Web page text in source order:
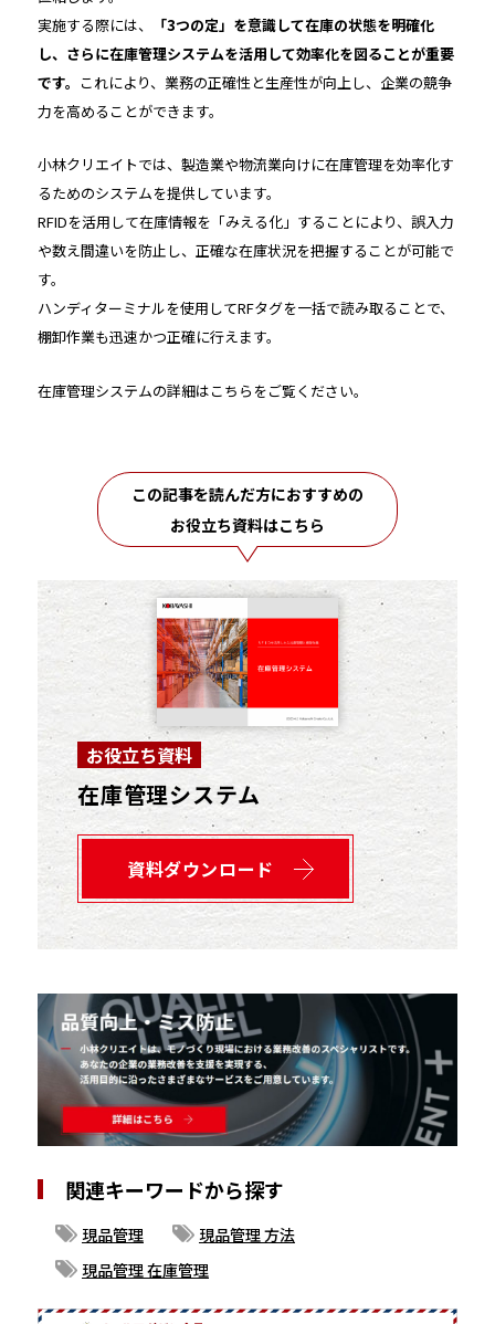
実施する際には、
「3つの定」を意識して在庫の状態を明確化
し、さらに在庫管理システムを活用して効率化を図ることが重要
です。 これにより、業務の正確性と生産性が向上し、企業の競争
力を高めることができます。
小林クリエイトでは、製造業や物流業向けに在庫管理を効率化す
るためのシステムを提供しています。
RFIDを活用して在庫情報を「みえる化」することにより、誤入力
や数え間違いを防止し、正確な在庫状況を把握することが可能で
す。
ハンディターミナルを使用してRFタグを一括で読み取ることで、
棚卸作業も迅速かつ正確に行えます。
在庫管理システムの詳細はこちらをご覧ください。
この記事を読んだ方におすすめの
お役立ち資料はこちら
お役立ち資料
在庫管理システム
資料ダウンロード
関連キーワードから探す
現品管理
現品管理 方法
現品管理 在庫管理